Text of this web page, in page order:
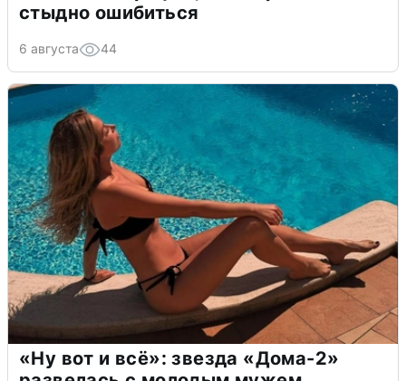
стыдно ошибиться
6 августа 44
«Ну вот и всё»: звезда «Дома-2»